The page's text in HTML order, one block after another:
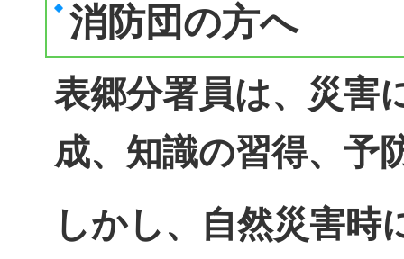
消防団の方へ
表郷分署員は、災害
成、知識の習得、予
しかし、自然災害時